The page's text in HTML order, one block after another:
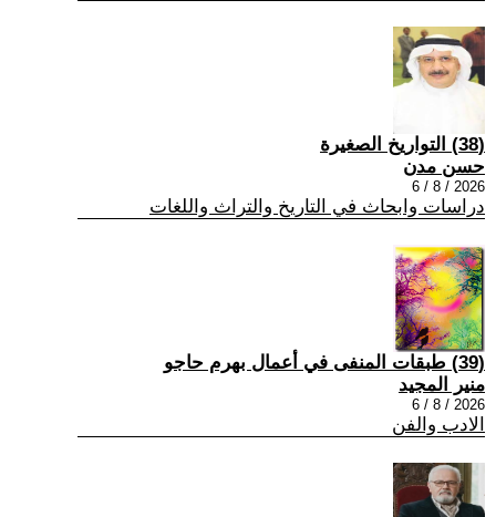
(38) التواريخ الصغيرة
حسن مدن
2026 / 8 / 6
دراسات وابحاث في التاريخ والتراث واللغات
(39) طبقات المنفى في أعمال بهرم حاجو
منير المجيد
2026 / 8 / 6
الادب والفن